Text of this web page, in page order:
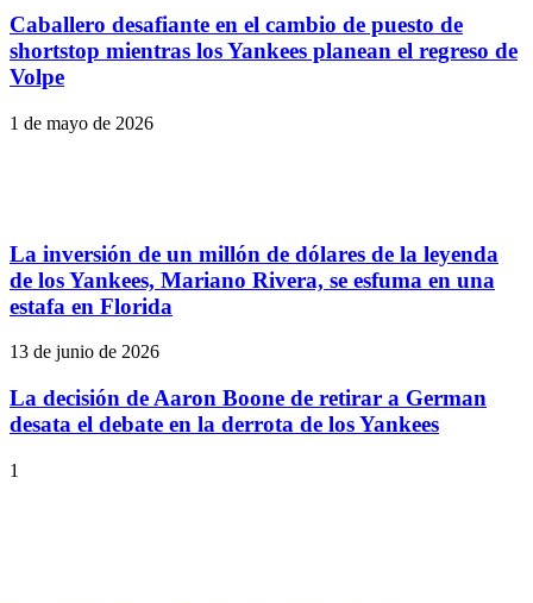
Caballero desafiante en el cambio de puesto de
shortstop mientras los Yankees planean el regreso de
Volpe
1 de mayo de 2026
La inversión de un millón de dólares de la leyenda
de los Yankees, Mariano Rivera, se esfuma en una
estafa en Florida
13 de junio de 2026
La decisión de Aaron Boone de retirar a German
desata el debate en la derrota de los Yankees
1